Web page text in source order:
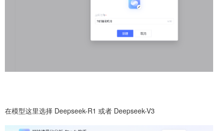
在模型这里选择 Deepseek-R1 或者 Deepseek-V3